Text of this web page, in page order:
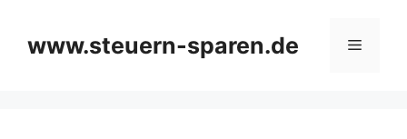
springen
www.steuern-sparen.de Menü